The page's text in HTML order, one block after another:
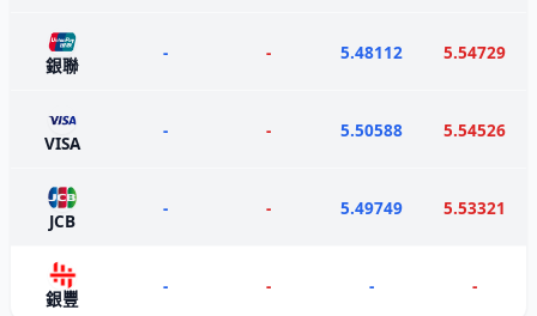
銀聯
- - 5.48112 5.54729
VISA
- - 5.50588 5.54526
JCB
- - 5.49749 5.53321
銀豐
- - - -